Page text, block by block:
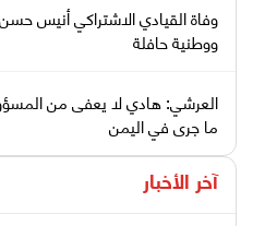
وفاة القيادي الاشتراكي أنيس
ووطنية حافلة
العرشي: هادي لا يعفى من
ما جرى في اليمن
آخر الأخبار